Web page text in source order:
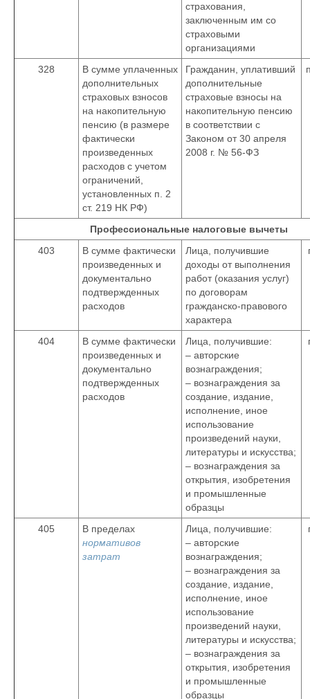
страхования,
заключенным им со
страховыми
организациями
328
В сумме уплаченных
дополнительных
страховых взносов
на накопительную
пенсию (в размере
фактически
произведенных
расходов с учетом
ограничений,
установленных п. 2
ст. 219 НК РФ)
Гражданин, уплативший
дополнительные
страховые взносы на
накопительную пенсию
в соответствии с
Законом от 30 апреля
2008 г. № 56-ФЗ
Профессиональные налоговые вычеты
403
В сумме фактически
произведенных и
документально
подтвержденных
расходов
Лица, получившие
доходы от выполнения
работ (оказания услуг)
по договорам
гражданско-правового
характера
404
В сумме фактически
произведенных и
документально
подтвержденных
расходов
Лица, получившие:
– авторские
вознаграждения;
– вознаграждения за
создание, издание,
исполнение, иное
использование
произведений науки,
литературы и искусства;
– вознаграждения за
открытия, изобретения
и промышленные
образцы
405
В пределах
нормативов
затрат
Лица, получившие:
– авторские
вознаграждения;
– вознаграждения за
создание, издание,
исполнение, иное
использование
произведений науки,
литературы и искусства;
– вознаграждения за
открытия, изобретения
и промышленные
образцы